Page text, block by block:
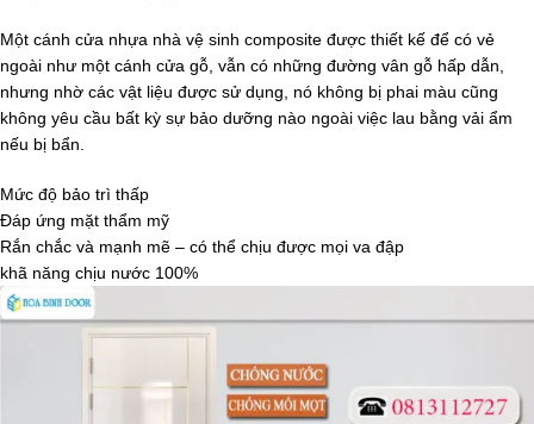
Một cánh cửa nhựa nhà vệ sinh composite được thiết kế để có vẻ
ngoài như một cánh cửa gỗ, vẫn có những đường vân gỗ hấp dẫn,
nhưng nhờ các vật liệu được sử dụng, nó không bị phai màu cũng
không yêu cầu bất kỳ sự bảo dưỡng nào ngoài việc lau bằng vải ẩm
nếu bị bẩn.
Mức độ bảo trì thấp
Đáp ứng mặt thẩm mỹ
Rắn chắc và mạnh mẽ – có thể chịu được mọi va đập
khã năng chịu nước 100%